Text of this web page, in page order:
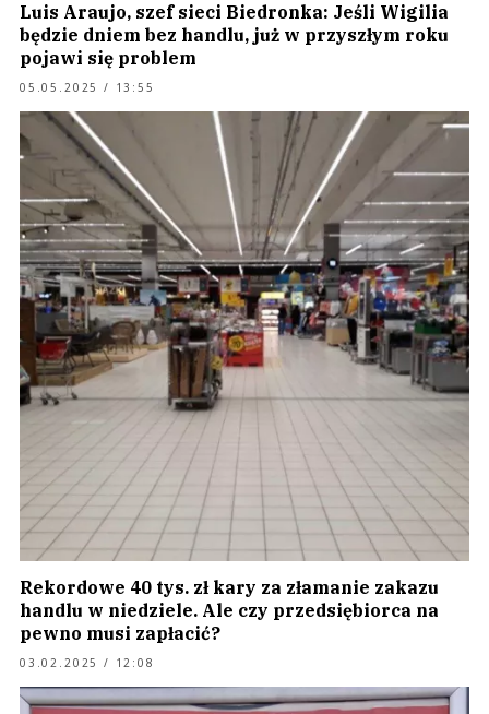
Luis Araujo, szef sieci Biedronka: Jeśli Wigilia
będzie dniem bez handlu, już w przyszłym roku
pojawi się problem
05.05.2025 / 13:55
Rekordowe 40 tys. zł kary za złamanie zakazu
handlu w niedziele. Ale czy przedsiębiorca na
pewno musi zapłacić?
03.02.2025 / 12:08